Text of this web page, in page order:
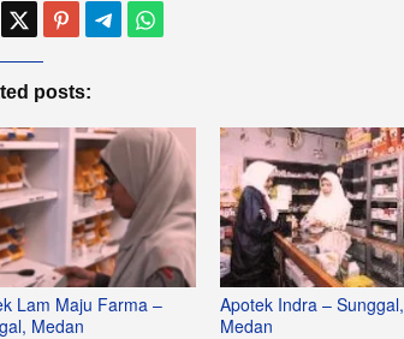
posts:
Lam Maju Farma –
Medan
Apotek Indra – Sunggal,
Medan